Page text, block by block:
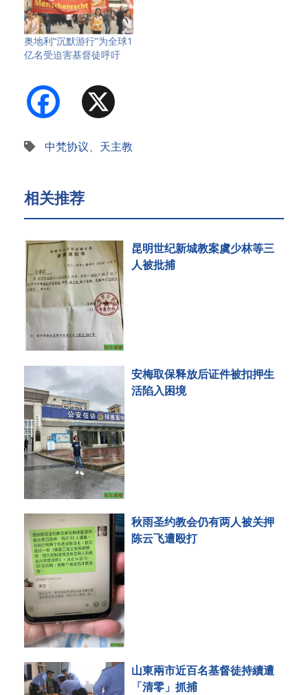
奥地利“沉默游行”为全球1
亿名受迫害基督徒呼吁
Facebook
中梵协议、 天主教
相关推荐
昆明世纪新城教案虞少林等三
人被批捕
安梅取保释放后证件被扣押生
活陷入困境
秋雨圣约教会仍有两人被关押
陈云飞遭殴打
山東兩市近百名基督徒持續遭
「清零」抓捕